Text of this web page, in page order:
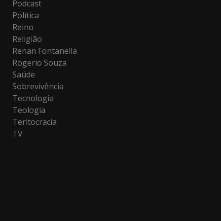
Podcast
Política
Reino
Religião
Renan Fontanella
Rogerio Souza
Saúde
Sobrevivência
Tecnologia
Teologia
Teritocracia
TV